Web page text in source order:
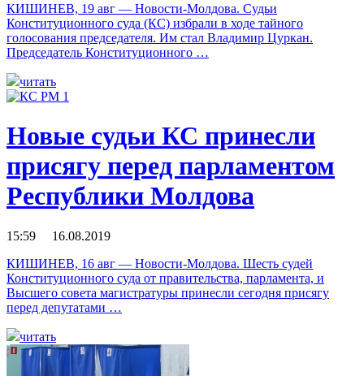
КИШИНЕВ, 19 авг — Новости-Молдова. Судьи
Конституционного суда (КС) избрали в ходе тайного
голосования председателя. Им стал Владимир Цуркан.
Председатель Конституционного …
читать
Новые судьи КС принесли
присягу перед парламентом
Республики Молдова
15:59 16.08.2019
КИШИНЕВ, 16 авг — Новости-Молдова. Шесть судей
Конституционного суда от правительства, парламента, и
Высшего совета магистратуры принесли сегодня присягу
перед депутатами …
читать